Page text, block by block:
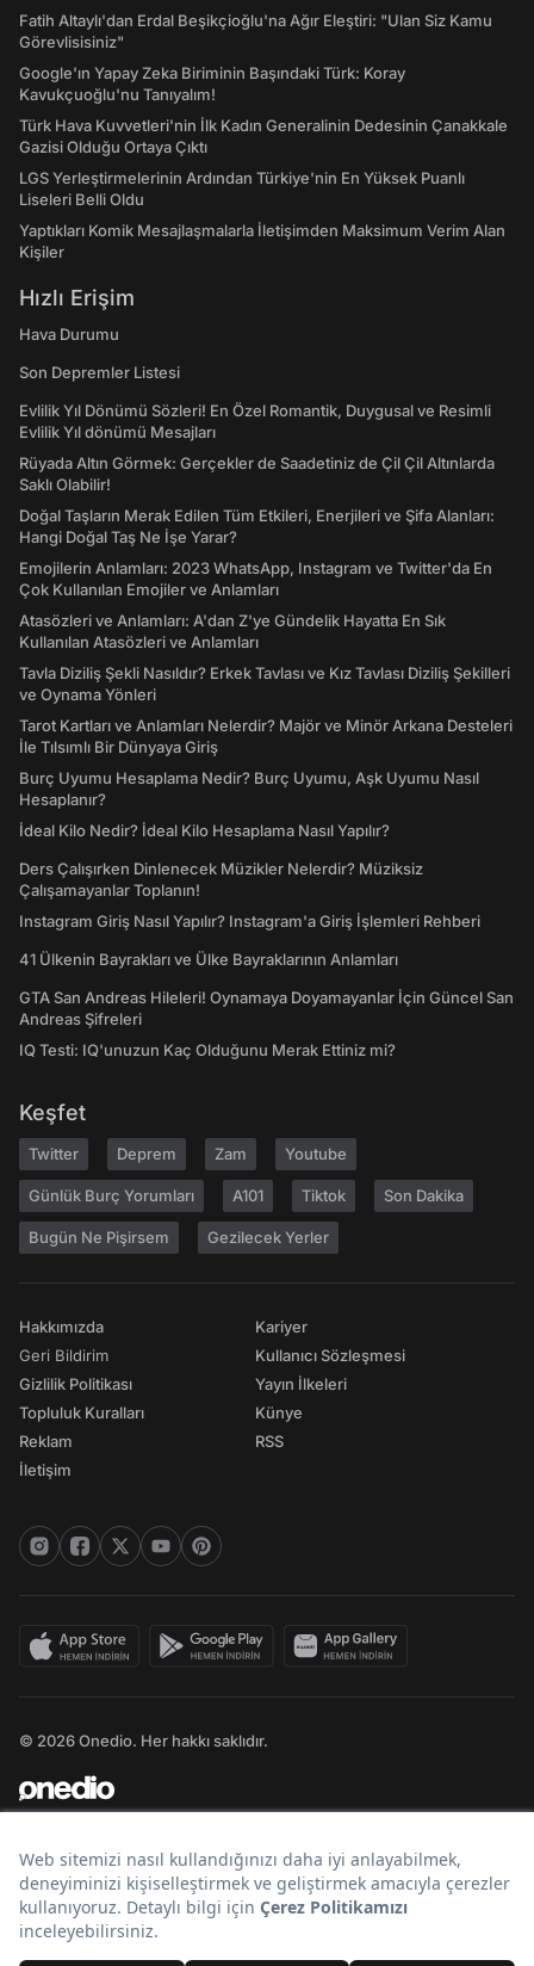
Fatih Altaylı'dan Erdal Beşikçioğlu'na Ağır Eleştiri: "Ulan Siz Kamu
Görevlisisiniz"
Google'ın Yapay Zeka Biriminin Başındaki Türk: Koray
Kavukçuoğlu'nu Tanıyalım!
Türk Hava Kuvvetleri'nin İlk Kadın Generalinin Dedesinin Çanakkale
Gazisi Olduğu Ortaya Çıktı
LGS Yerleştirmelerinin Ardından Türkiye'nin En Yüksek Puanlı
Liseleri Belli Oldu
Yaptıkları Komik Mesajlaşmalarla İletişimden Maksimum Verim Alan
Kişiler
Hızlı Erişim
Hava Durumu
Son Depremler Listesi
Evlilik Yıl Dönümü Sözleri! En Özel Romantik, Duygusal ve Resimli
Evlilik Yıl dönümü Mesajları
Rüyada Altın Görmek: Gerçekler de Saadetiniz de Çil Çil Altınlarda
Saklı Olabilir!
Doğal Taşların Merak Edilen Tüm Etkileri, Enerjileri ve Şifa Alanları:
Hangi Doğal Taş Ne İşe Yarar?
Emojilerin Anlamları: 2023 WhatsApp, Instagram ve Twitter'da En
Çok Kullanılan Emojiler ve Anlamları
Atasözleri ve Anlamları: A'dan Z'ye Gündelik Hayatta En Sık
Kullanılan Atasözleri ve Anlamları
Tavla Diziliş Şekli Nasıldır? Erkek Tavlası ve Kız Tavlası Diziliş Şekilleri
ve Oynama Yönleri
Tarot Kartları ve Anlamları Nelerdir? Majör ve Minör Arkana Desteleri
İle Tılsımlı Bir Dünyaya Giriş
Burç Uyumu Hesaplama Nedir? Burç Uyumu, Aşk Uyumu Nasıl
Hesaplanır?
İdeal Kilo Nedir? İdeal Kilo Hesaplama Nasıl Yapılır?
Ders Çalışırken Dinlenecek Müzikler Nelerdir? Müziksiz
Çalışamayanlar Toplanın!
Instagram Giriş Nasıl Yapılır? Instagram'a Giriş İşlemleri Rehberi
41 Ülkenin Bayrakları ve Ülke Bayraklarının Anlamları
GTA San Andreas Hileleri! Oynamaya Doyamayanlar İçin Güncel San
Andreas Şifreleri
IQ Testi: IQ'unuzun Kaç Olduğunu Merak Ettiniz mi?
Keşfet
Twitter Deprem Zam Youtube
Günlük Burç Yorumları A101 Tiktok Son Dakika
Bugün Ne Pişirsem Gezilecek Yerler
Hakkımızda
Geri Bildirim
Gizlilik Politikası
Topluluk Kuralları
Reklam
İletişim
Kariyer
Kullanıcı Sözleşmesi
Yayın İlkeleri
Künye
RSS
© 2026 Onedio. Her hakkı saklıdır.
Bir markasıdır.